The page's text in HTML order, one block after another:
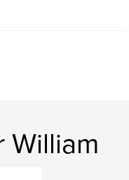
William